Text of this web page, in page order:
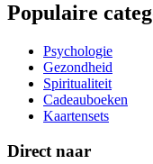
Populaire
Psychologie
Gezondheid
Spiritualiteit
Cadeauboeken
Kaartensets
Direct naar